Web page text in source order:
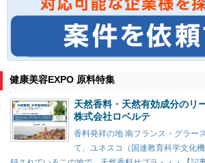
健康美容EXPO 原料特集
天然香料・天然有効成分のリ
株式会社ロベルテ
香料発祥の地 南フランス・グラー
て、ユネスコ（国連教育科学文化